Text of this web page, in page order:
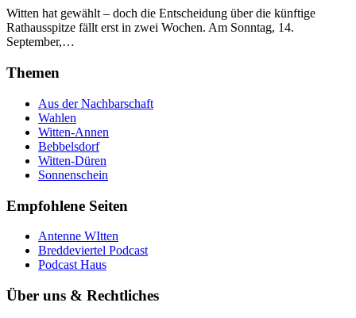
Witten hat gewählt – doch die Entscheidung über die künftige
Rathausspitze fällt erst in zwei Wochen. Am Sonntag, 14.
September,…
Themen
Aus der Nachbarschaft
Wahlen
Witten-Annen
Bebbelsdorf
Witten-Düren
Sonnenschein
Empfohlene Seiten
Antenne WItten
Breddeviertel Podcast
Podcast Haus
Über uns & Rechtliches